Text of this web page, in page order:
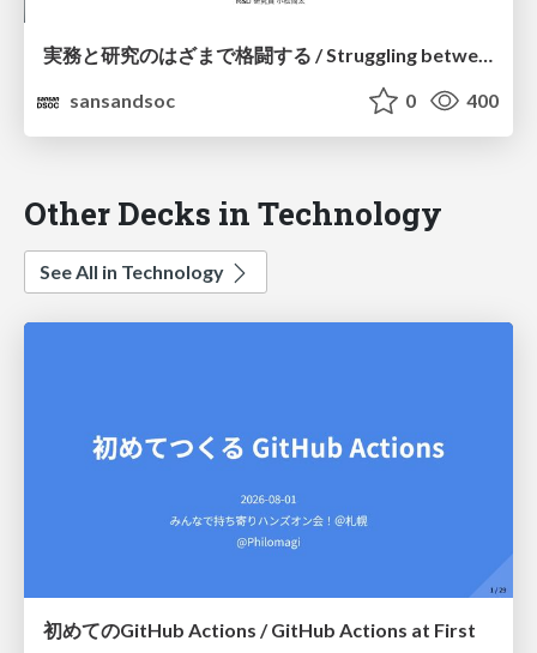
実務と研究のはざまで格闘する / Struggling between practice and research
sansandsoc
0 400
Other Decks in Technology
See All in Technology
初めてのGitHub Actions / GitHub Actions at First